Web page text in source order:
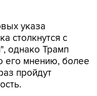
указа
столкнутся с
однако Трамп
его мнению, более
пройдут